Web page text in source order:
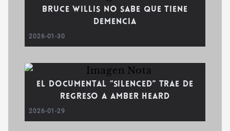
Bruce Willis no sabe que tiene
demencia
2026-01-30
El documental “Silenced” trae de
regreso a Amber Heard
2026-01-29